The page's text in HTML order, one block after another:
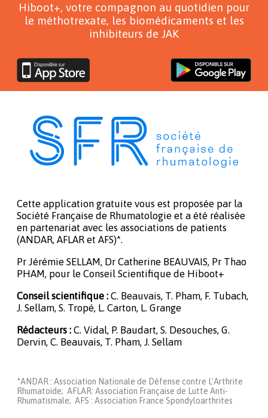
Hiboot+, votre compagnon au quotidien pour
le méthotrexate, les biomédicaments et les
inhibiteurs de JAK
Cette application gratuite vous est proposée par la
Société Française de Rhumatologie et a été réalisée
en partenariat avec les associations de patients
(ANDAR, AFLAR et AFS)*.
Pr Jérémie SELLAM, Dr Catherine BEAUVAIS, Pr Thao
PHAM, pour le Conseil Scientifique de Hiboot+
Conseil scientifique : C. Beauvais, T. Pham, F. Tubach,
J. Sellam, S. Tropé, L. Carton, L. Grange
Rédacteurs : C. Vidal, P. Baudart, S. Desouches, G.
Dervin, C. Beauvais, T. Pham, J. Sellam
*ANDAR : Association Nationale de Défense contre L'Arthrite
Rhumatoide; AFLAR: Association Française de Lutte Anti-
Rhumatismale; AFS : Association France Spondyloarthrites